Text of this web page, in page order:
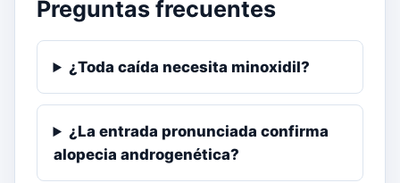
Preguntas frecuentes
¿Toda caída necesita minoxidil?
¿La entrada pronunciada confirma
alopecia androgenética?